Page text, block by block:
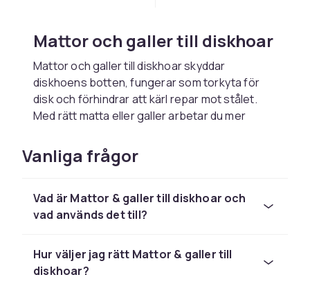
Mattor och galler till diskhoar
Mattor och galler till diskhoar skyddar
diskhoens botten, fungerar som torkyta för
disk och förhindrar att kärl repar mot stålet.
Med rätt matta eller galler arbetar du mer
hittar du diskhoematter och galler i gummi,
plast och rostfritt stål.
Diskhomattor
Silikonmattor och gummimattor dämpas
stötar. De är lätta att ta ut för rengöring. Välj en
matta som passar ditt diskho-format och är
Vanliga frågor
Vad är Mattor & galler till diskhoar och
vad används det till?
Hur väljer jag rätt Mattor & galler till
diskhoar?